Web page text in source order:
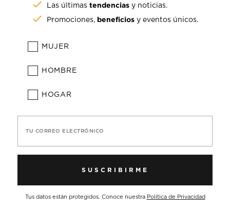
Las últimastendencias y noticias.
Promociones, beneficios y eventos únicos.
MUJER
HOMBRE
HOGAR
TU CORREO ELECTRÓNICO
SUSCRIBIRME
Tus datos están protegidos. Conoce nuestra Política de Privacidad